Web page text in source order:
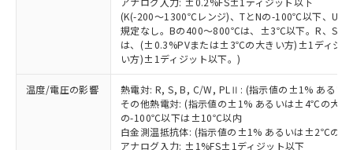
(K(-200～1300℃レンジ)、TとNの-100℃以下、U
規定なし。Bの400～800℃は、±3℃以下。R、S
は、(±0.3%PVまたは±3℃の大きい方)±1ディジ
い方)±1ディジット以下。)
温度/電圧の影響
熱電対: R, S, B, C/W, PLⅡ: (指示値の±1% ある
その他熱電対: (指示値の±1% あるいは±4℃の大き
の-100℃以下は±10℃以内
白金測温抵抗体: (指示値の±1% あるいは±2℃の大
アナログ入力: ±1%FS±1ディジット以下
準価格とは異なる場合があることをご
了承ください。
正式な納期状況および標準価格はお客
様のお取引先、またはお客様担当のオ
ムロン制御機器販売店・当社販売員に
ご相談ください。
オムロン制御機器販売店や当社販売拠
点は「販売ネットワーク
」をご確認
ください。
類(PBB) 1000ppm以下、ポリ臭化ジフェニルエーテル類
(PBDE) 1000ppm以下、フタル酸ビス(2-エチルヘキシ
ル) (DEHP)(別名：DOP) 1000ppm以下、フタル酸ブチ
ルベンジル（BBP） 1000ppm以下、フタル酸ジブチル
（DBP） 1000ppm以下、フタル酸ジイソブチル
(DIBP) 1000ppm以下
適用除外項目は除く。
フタル酸エステル類の４物質については閾値を超える意
図的な使用がないことを確認しています。
Cr(Ⅵ)(六価クロム) : 1000ppm、 PBBs(ポリ臭化ビフェ
ニル類) : 1000ppm、 PBDEs(ポリ臭化ジフェニルエーテ
ル類) : 1000ppm、
DBP(フタル酸ジブチル) : 1000ppm、 DIBP(フタル酸ジ
イソブチル) : 1000ppm、 BBP(フタル酸ブチルベンジ
ル) : 1000ppm、
DEHP(フタル酸ビス(2-エチルヘキシル)) : 1000ppm
※2 環境保護使用期限
とります。
当社は規制貨物を破棄する場合は、完
全に破砕するなど、違法に輸出されな
いよう必要な手段を講じます。
ル、化学兵器、生物兵器またはその他
武器並びにこれらの製造装置等に一切
使用いたしません。
一定数以上の在庫あり
一定数には満たないが在庫あり
在庫なし(最新の在庫状況につ
いては、お客様のお取引先、ま
たはお客様担当のオムロン制御